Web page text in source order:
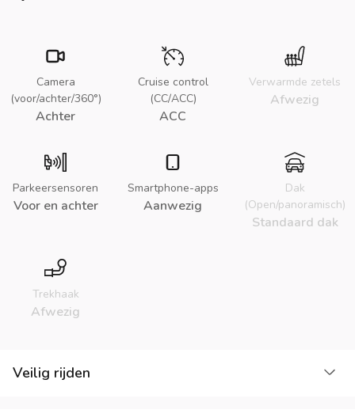
Camera
(voor/achter/360°)
Achter
Cruise control
(CC/ACC)
ACC
Verwarmde zetels
Afwezig
Parkeersensoren
Voor en achter
Smartphone-apps
Aanwezig
Dak
(Open/panoramisch)
Standaard dak
Trekhaak
Afwezig
Veilig rijden